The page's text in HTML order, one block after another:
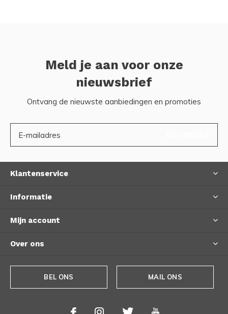
Meld je aan voor onze
nieuwsbrief
Ontvang de nieuwste aanbiedingen en promoties
Klantenservice
Informatie
Mijn account
Over ons
BEL ONS MAIL ONS